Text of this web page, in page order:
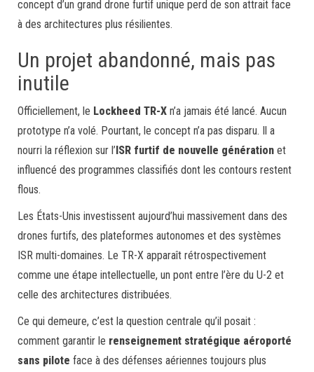
concept d’un grand drone furtif unique perd de son attrait face
à des architectures plus résilientes.
Un projet abandonné, mais pas
inutile
Officiellement, le Lockheed TR-X n’a jamais été lancé. Aucun
prototype n’a volé. Pourtant, le concept n’a pas disparu. Il a
nourri la réflexion sur l’ISR furtif de nouvelle génération et
influencé des programmes classifiés dont les contours restent
flous.
Les États-Unis investissent aujourd’hui massivement dans des
drones furtifs, des plateformes autonomes et des systèmes
ISR multi-domaines. Le TR-X apparaît rétrospectivement
comme une étape intellectuelle, un pont entre l’ère du U-2 et
celle des architectures distribuées.
Ce qui demeure, c’est la question centrale qu’il posait :
comment garantir le renseignement stratégique aéroporté
sans pilote face à des défenses aériennes toujours plus